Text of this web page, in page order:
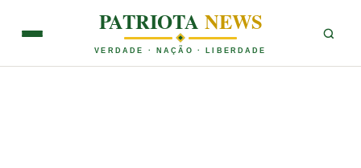
PATRIOTANEWS
VERDADE · NAÇÃO · LIBERDADE